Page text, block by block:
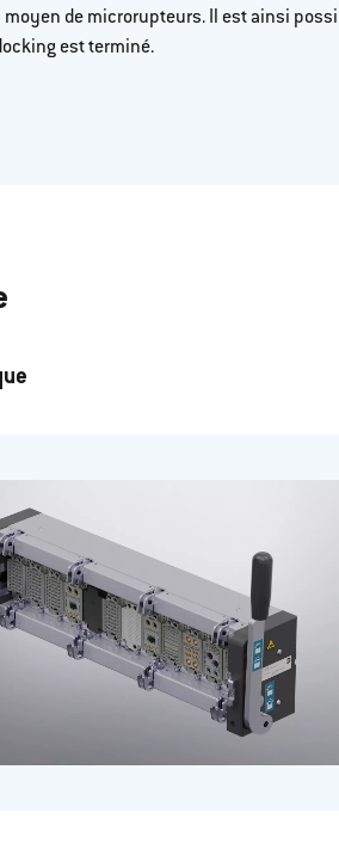
moyen de microrupteurs. Il est ainsi
est terminé.